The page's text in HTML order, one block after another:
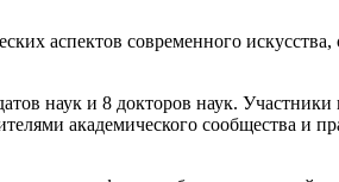
аспектов современного
наук и 8 докторов наук.
академического сообщества и